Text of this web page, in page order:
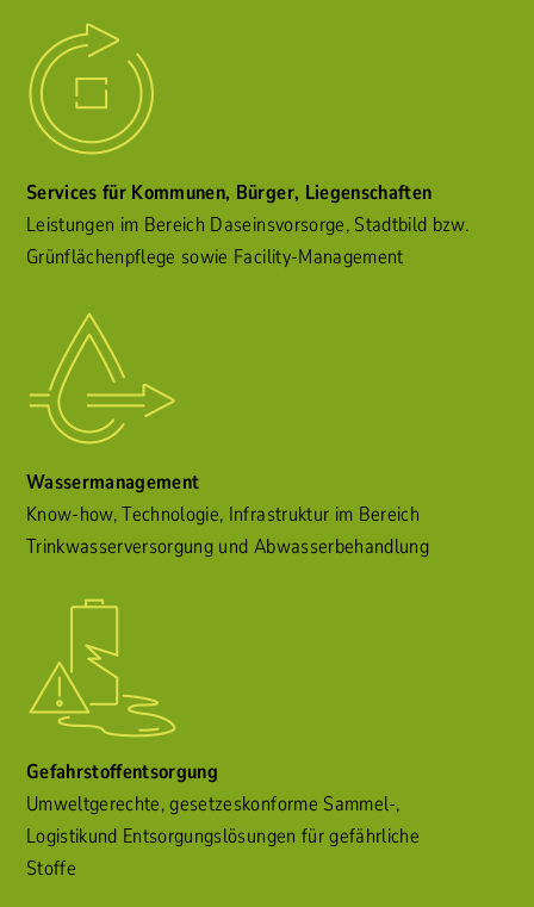
Services für Kommunen, Bürger, Liegenschaften
Leistungen im Bereich Daseinsvorsorge, Stadtbild bzw.
Grünflächenpflege sowie Facility-Management
Wassermanagement
Know-how, Technologie, Infrastruktur im Bereich
Trinkwasserversorgung und Abwasserbehandlung
Gefahrstoffentsorgung
Umweltgerechte, gesetzeskonforme Sammel-,
Logistikund Entsorgungslösungen für gefährliche
Stoffe